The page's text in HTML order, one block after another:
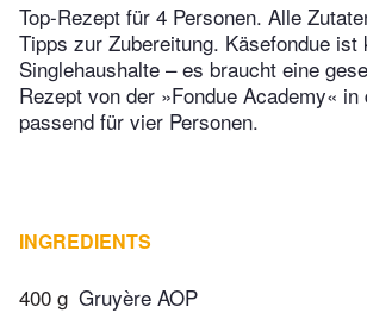
Top-Rezept für 4 Personen. Alle
Tipps zur Zubereitung. Käsefondue
Singlehaushalte – es braucht eine
Rezept von der »Fondue Academy«
passend für vier Personen.
INGREDIENTS
400 g Gruyère AOP